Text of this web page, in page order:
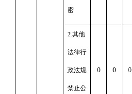
密
2.其他
法律行
政法规
禁止公
0 0 0